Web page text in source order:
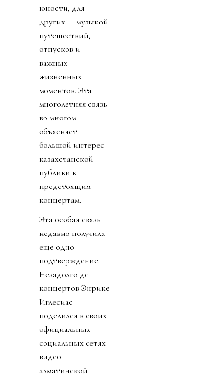
юности, для
других — музыкой
путешествий,
отпусков и
важных
жизненных
моментов. Эта
многолетняя связь
во многом
объясняет
большой интерес
казахстанской
публики к
предстоящим
концертам.
Эта особая связь
недавно получила
еще одно
подтверждение.
Незадолго до
концертов Энрике
Иглесиас
поделился в своих
официальных
социальных сетях
видео
алматинской